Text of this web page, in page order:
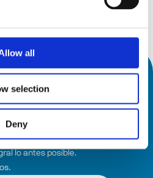
all
selection
Deny
Descubra
AYUDARLE?
la información que necesita. El
al departamento específico que
lo antes posible.